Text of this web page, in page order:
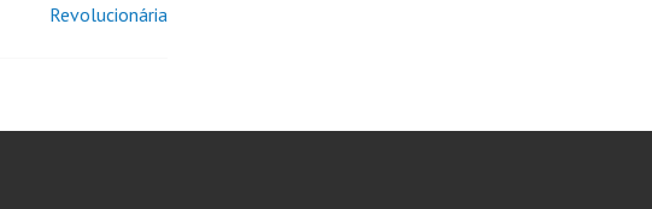
Revolucionária